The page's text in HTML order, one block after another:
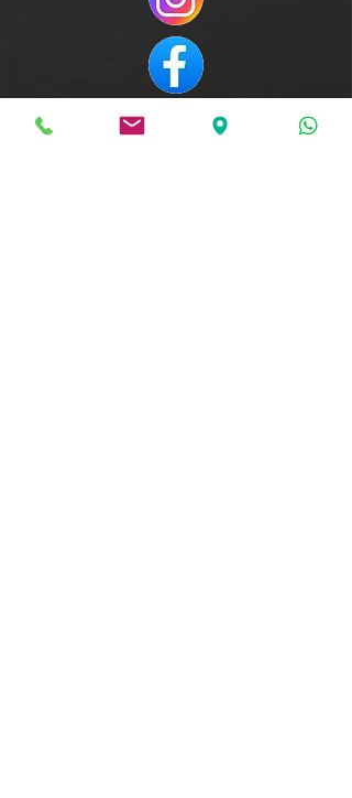
WEIZMANN - ELITE FITNESS CENTRE
סניף ביל"ו - בוסי סנט ג'ורג' 13 , עקרון